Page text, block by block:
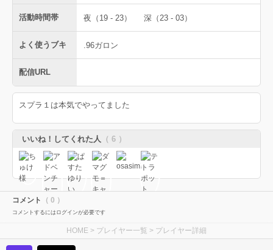
活動時間帯 夜（19 - 23） 深（23 - 03）
よく使うブキ .96ガロン
配信URL
スプラ１は本気でやってました
いいね！してくれた人 （ 6 ）
コメント （ 0 ）
コメントするにはログインが必要です
HOME > プレイヤー一覧 > プレイヤー詳細